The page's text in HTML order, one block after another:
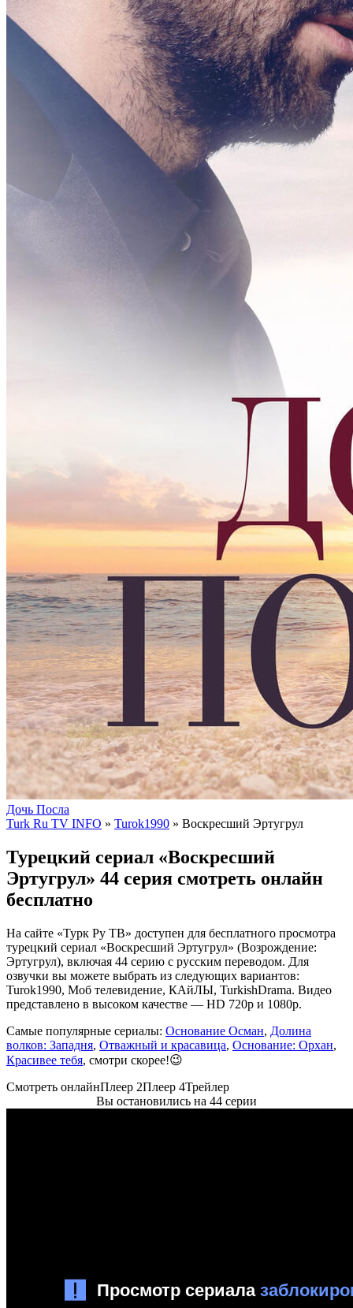
Дочь Посла
Turk Ru TV INFO » Turok1990 » Воскресший Эртугрул
Турецкий сериал «Воскресший
Эртугрул» 44 серия смотреть онлайн
бесплатно
На сайте «Турк Ру ТВ» доступен для бесплатного просмотра
турецкий сериал «Воскресший Эртугрул» (Возрождение:
Эртугрул), включая 44 серию с русским переводом. Для
озвучки вы можете выбрать из следующих вариантов:
Turok1990, Моб телевидение, КАйЛЫ, TurkishDrama. Видео
представлено в высоком качестве — HD 720p и 1080p.
Самые популярные сериалы: Основание Осман, Долина
волков: Западня, Отважный и красавица, Основание: Орхан,
Красивее тебя, смотри скорее!😉
Смотреть онлайнПлеер 2Плеер 4Трейлер
Вы остановились на 44 серии